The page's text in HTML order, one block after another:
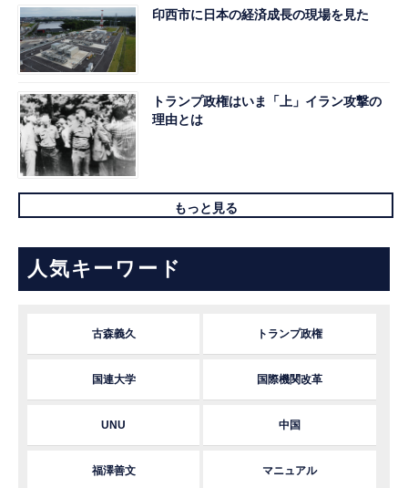
印西市に日本の経済成長の現場を見た
トランプ政権はいま「上」イラン攻撃の
理由とは
もっと見る
人気キーワード
古森義久 トランプ政権
国連大学 国際機関改革
UNU 中国
福澤善文 マニュアル